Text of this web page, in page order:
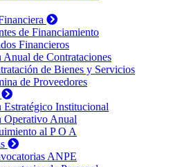
de Financiamiento
Financieros
Anual de Contrataciones
de Bienes y Servicios
de Proveedores
Estratégico Institucional
Operativo Anual
al P O A
ANPE